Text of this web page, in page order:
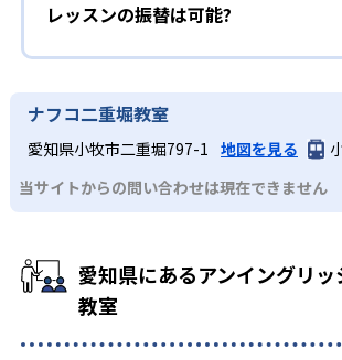
レッスンの振替は可能?
ナフコ二重堀教室
愛知県小牧市二重堀797-1 地図を見る
当サイトからの問い合わせは現在できません
愛知県にあるアンイングリ
教室